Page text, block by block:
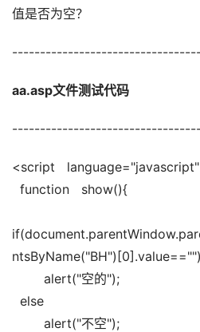
值是否为空？
aa.asp文件测试代码
<script
function   show(){
alert("空的");
else
alert("不空");